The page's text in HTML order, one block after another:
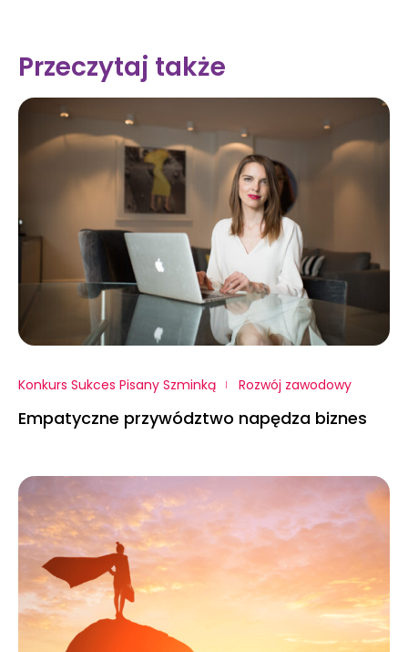
Przeczytaj także
Konkurs Sukces Pisany Szminką Rozwój zawodowy
Empatyczne przywództwo napędza biznes